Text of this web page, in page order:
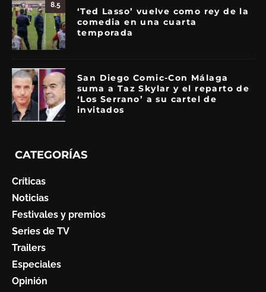
8.5
‘Ted Lasso’ vuelve como rey de la
comedia en una cuarta
temporada
San Diego Comic-Con Málaga
suma a Taz Skylar y el reparto de
‘Los Serrano’ a su cartel de
invitados
CATEGORÍAS
Críticas
Noticias
Festivales y premios
Series de TV
Trailers
Especiales
Opinión